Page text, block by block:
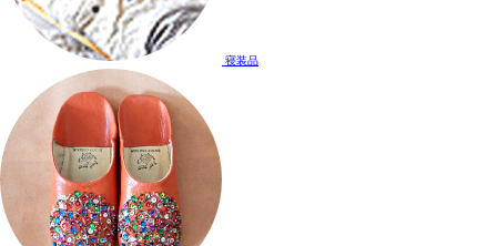
寝装品